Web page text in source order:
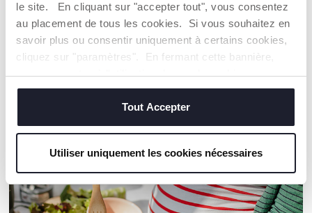
le site. En cliquant sur "accepter tout", vous consentez
au placement de tous les cookies. Si vous souhaitez en
savoir plus ou consentir uniquement à certains cookies,
cliquez sur "paramètres". En fermant cette bannière,
vous consentez à l'utilisation des seuls cookies
techniques, qui sont essentiels au service demandé.
Tout Accepter
Utiliser uniquement les cookies nécessaires
Trouver un Revendeur
NOS RECOMMANDATIONS